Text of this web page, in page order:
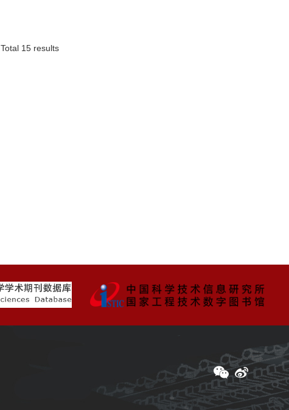
Total 15 results